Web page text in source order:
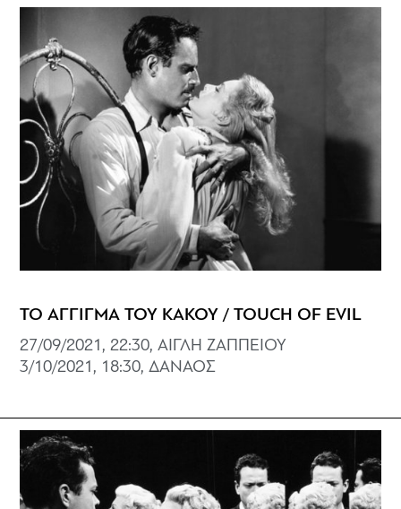
ΤΟ ΑΓΓΙΓΜΑ ΤΟΥ ΚΑΚΟΥ / TOUCH OF EVIL
27/09/2021, 22:30, ΑΙΓΛΗ ΖΑΠΠΕΙΟΥ
3/10/2021, 18:30, ΔΑΝΑΟΣ